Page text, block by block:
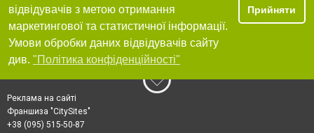
відвідувачів з метою отримання
маркетингової та статистичної інформації.
Умови обробки даних відвідувачів сайту
див. "Політика конфіденційності"
Прийняти
Реклама на сайті
Франшиза "CitySites"
+38 (095) 515-50-87